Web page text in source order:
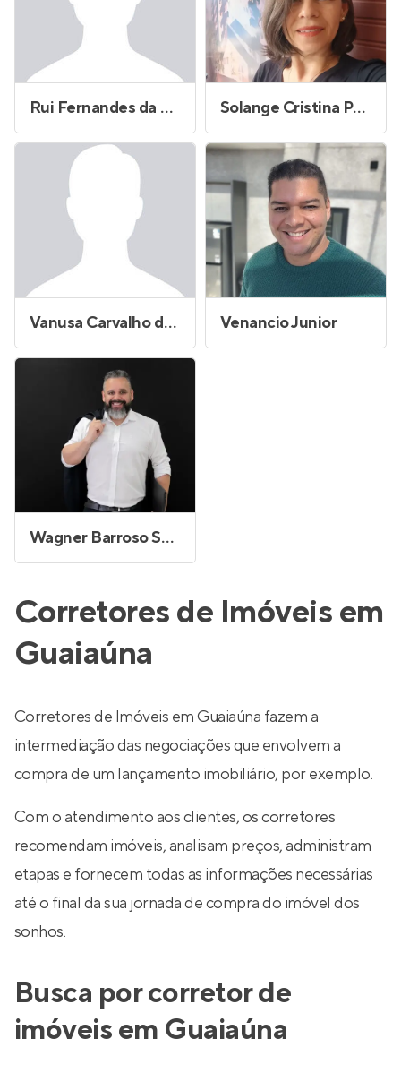
Rui Fernandes da Silva Solange Cristina Pereira Santos
Vanusa Carvalho dos Santos Azevedo Venancio Junior
Wagner Barroso Sales
Corretores de Imóveis em
Guaiaúna
Corretores de Imóveis em Guaiaúna fazem a
intermediação das negociações que envolvem a
compra de um lançamento imobiliário, por exemplo.
Com o atendimento aos clientes, os corretores
recomendam imóveis, analisam preços, administram
etapas e fornecem todas as informações necessárias
até o final da sua jornada de compra do imóvel dos
sonhos.
Busca por corretor de
imóveis em Guaiaúna